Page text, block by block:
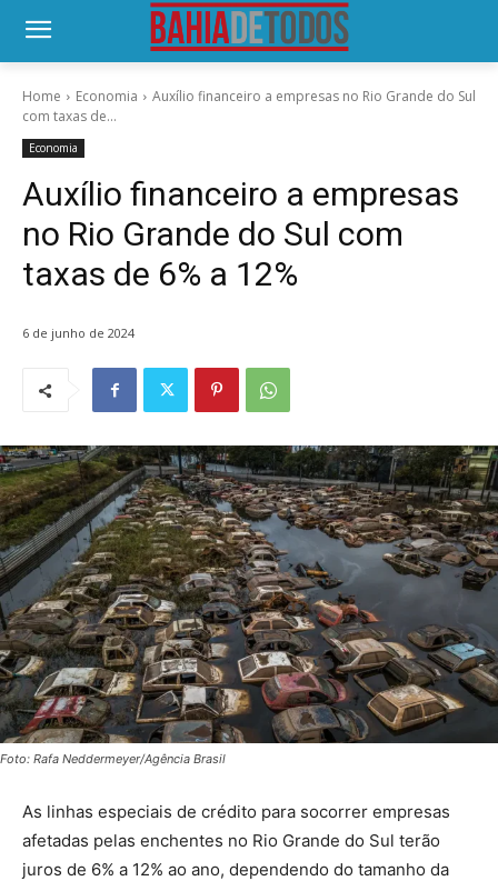
Home Economia
Auxílio financeiro a empresas no Rio Grande do Sul
com taxas de...
Economia
Auxílio financeiro a empresas
no Rio Grande do Sul com
taxas de 6% a 12%
6 de junho de 2024
Foto: Rafa Neddermeyer/Agência Brasil
As linhas especiais de crédito para socorrer empresas
afetadas pelas enchentes no Rio Grande do Sul terão
juros de 6% a 12% ao ano, dependendo do tamanho da